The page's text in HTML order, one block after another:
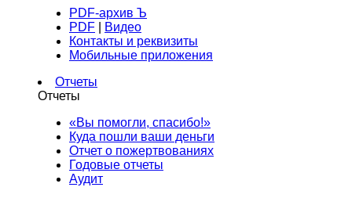
PDF-архив Ъ
PDF
Видео
Контакты и реквизиты
Мобильные приложения
Отчеты
Отчеты
«Вы помогли, спасибо!»
Куда пошли ваши деньги
Отчет о пожертвованиях
Годовые отчеты
Аудит